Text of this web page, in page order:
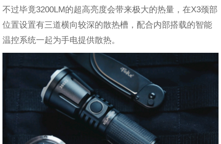
不过毕竟3200LM的超高亮度会带来极大的热量，在X3颈部
位置设置有三道横向较深的散热槽，配合内部搭载的智能
温控系统一起为手电提供散热。